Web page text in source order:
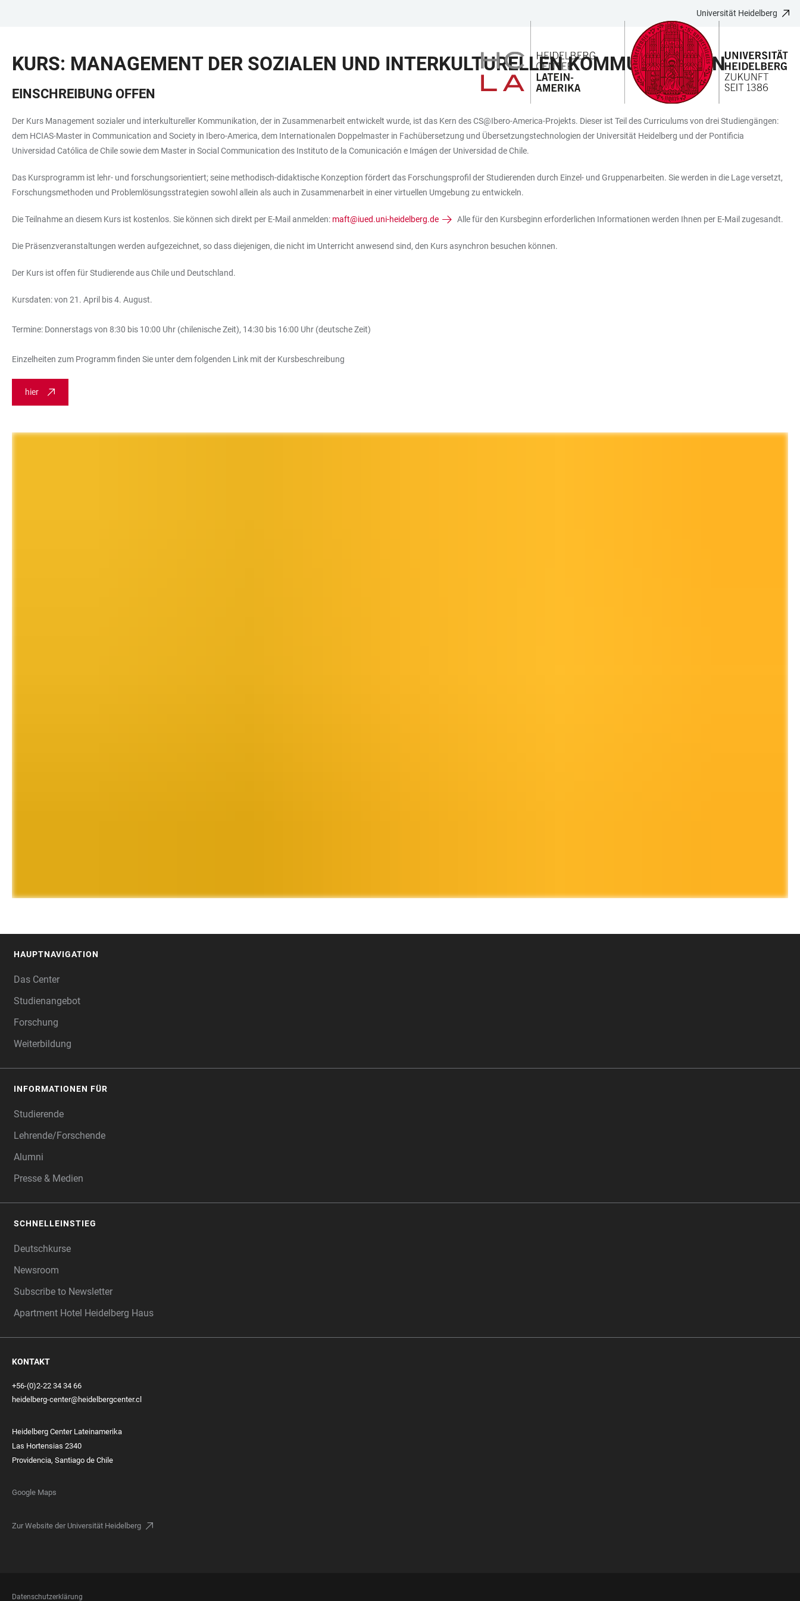
BARRIEREFREIHEIT
Universität Heidelberg
KURS: MANAGEMENT DER SOZIALEN UND INTERKULTURELLEN KOMMUNIKATION
EINSCHREIBUNG OFFEN
Der Kurs Management sozialer und interkultureller Kommunikation, der in Zusammenarbeit entwickelt wurde, ist das Kern des CS@Ibero-America-Projekts. Dieser ist Teil des Curriculums von drei Studiengängen:
dem HCIAS-Master in Communication and Society in Ibero-America, dem Internationalen Doppelmaster in Fachübersetzung und Übersetzungstechnologien der Universität Heidelberg und der Pontificia
Universidad Católica de Chile sowie dem Master in Social Communication des Instituto de la Comunicación e Imágen der Universidad de Chile.
Das Kursprogramm ist lehr- und forschungsorientiert; seine methodisch-didaktische Konzeption fördert das Forschungsprofil der Studierenden durch Einzel- und Gruppenarbeiten. Sie werden in die Lage versetzt,
Forschungsmethoden und Problemlösungsstrategien sowohl allein als auch in Zusammenarbeit in einer virtuellen Umgebung zu entwickeln.
Die Teilnahme an diesem Kurs ist kostenlos. Sie können sich direkt per E-Mail anmelden: maft@iued.uni-heidelberg.de Alle für den Kursbeginn erforderlichen Informationen werden Ihnen per E-Mail zugesandt.
Die Präsenzveranstaltungen werden aufgezeichnet, so dass diejenigen, die nicht im Unterricht anwesend sind, den Kurs asynchron besuchen können.
Der Kurs ist offen für Studierende aus Chile und Deutschland.
Kursdaten: von 21. April bis 4. August.
Termine: Donnerstags von 8:30 bis 10:00 Uhr (chilenische Zeit), 14:30 bis 16:00 Uhr (deutsche Zeit)
Einzelheiten zum Programm finden Sie unter dem folgenden Link mit der Kursbeschreibung
hier
HAUPTNAVIGATION
Das Center
Studienangebot
Forschung
Weiterbildung
INFORMATIONEN FÜR
Studierende
Lehrende/Forschende
Alumni
Presse & Medien
SCHNELLEINSTIEG
Deutschkurse
Newsroom
Subscribe to Newsletter
Apartment Hotel Heidelberg Haus
KONTAKT
+56-(0)2-22 34 34 66
heidelberg-center@heidelbergcenter.cl
Heidelberg Center Lateinamerika
Las Hortensias 2340
Providencia, Santiago de Chile
Google Maps
Zur Website der Universität Heidelberg
FOOTER
Datenschutzerklärung